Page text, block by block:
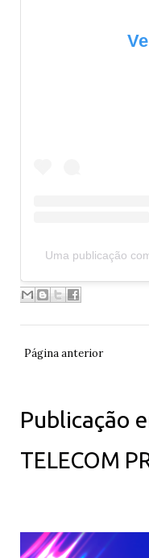
Uma publicação
Página anterior
Publicação
TELECOM